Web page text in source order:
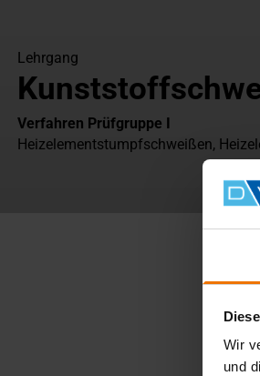
Wir
und
Lehrgang
Verfahren Prüfgruppe I
Heizelementstumpfschweißen,